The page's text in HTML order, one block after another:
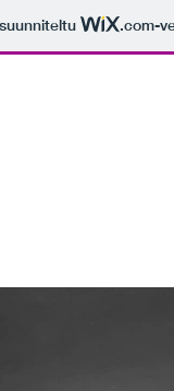
.com-